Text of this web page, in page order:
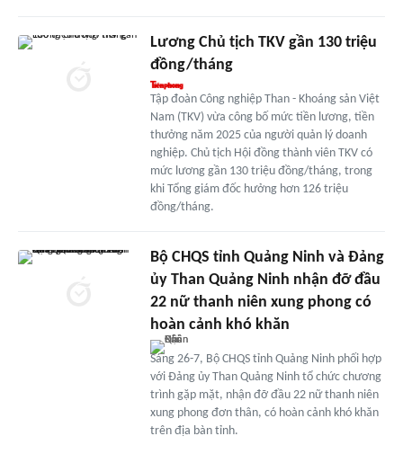
Lương Chủ tịch TKV gần 130 triệu
đồng/tháng
Tập đoàn Công nghiệp Than - Khoáng sản Việt
Nam (TKV) vừa công bố mức tiền lương, tiền
thưởng năm 2025 của người quản lý doanh
nghiệp. Chủ tịch Hội đồng thành viên TKV có
mức lương gần 130 triệu đồng/tháng, trong
khi Tổng giám đốc hưởng hơn 126 triệu
đồng/tháng.
Bộ CHQS tỉnh Quảng Ninh và Đảng
ủy Than Quảng Ninh nhận đỡ đầu
22 nữ thanh niên xung phong có
hoàn cảnh khó khăn
Sáng 26-7, Bộ CHQS tỉnh Quảng Ninh phối hợp
với Đảng ủy Than Quảng Ninh tổ chức chương
trình gặp mặt, nhận đỡ đầu 22 nữ thanh niên
xung phong đơn thân, có hoàn cảnh khó khăn
trên địa bàn tỉnh.